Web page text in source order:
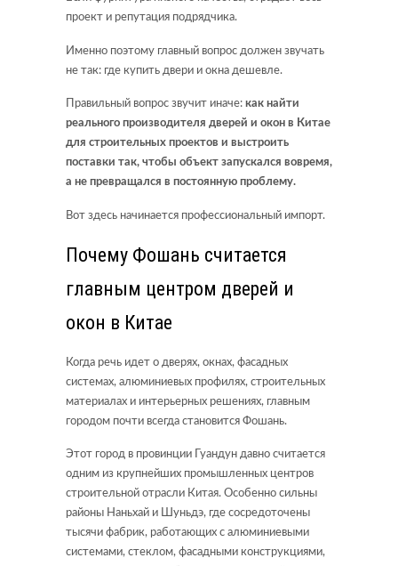
проект и репутация подрядчика.
Именно поэтому главный вопрос должен звучать
не так: где купить двери и окна дешевле.
Правильный вопрос звучит иначе: как найти
реального производителя дверей и окон в Китае
для строительных проектов и выстроить
поставки так, чтобы объект запускался вовремя,
а не превращался в постоянную проблему.
Вот здесь начинается профессиональный импорт.
Почему Фошань считается
главным центром дверей и
окон в Китае
Когда речь идет о дверях, окнах, фасадных
системах, алюминиевых профилях, строительных
материалах и интерьерных решениях, главным
городом почти всегда становится Фошань.
Этот город в провинции Гуандун давно считается
одним из крупнейших промышленных центров
строительной отрасли Китая. Особенно сильны
районы Наньхай и Шуньдэ, где сосредоточены
тысячи фабрик, работающих с алюминиевыми
системами, стеклом, фасадными конструкциями,